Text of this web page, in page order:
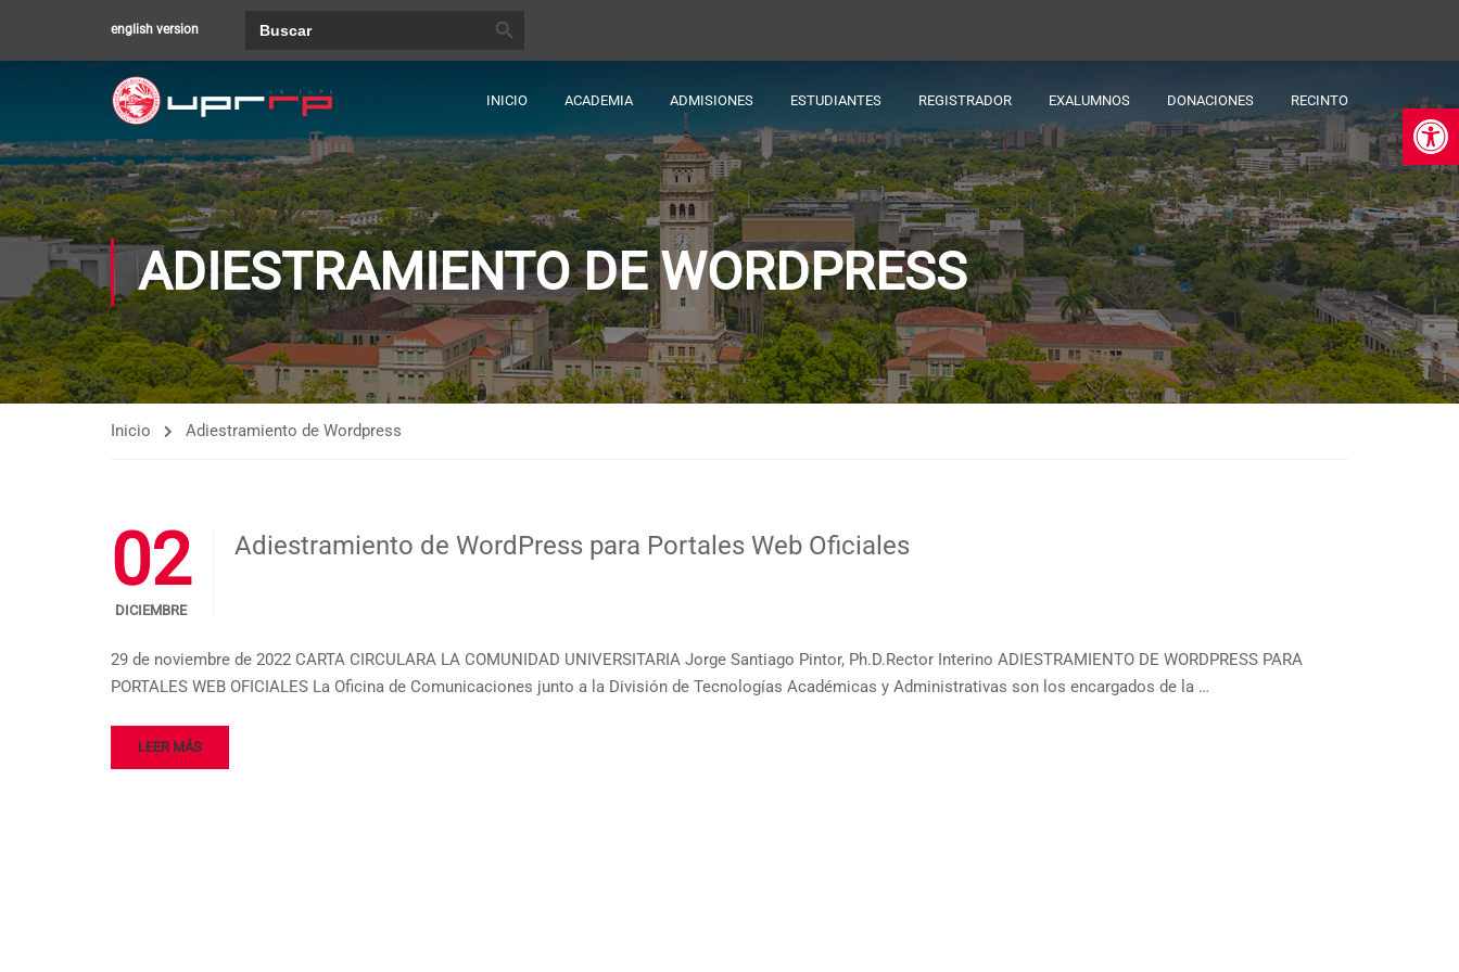
english version
INICIO ACADEMIA ADMISIONES ESTUDIANTES REGISTRADOR EXALUMNOS DONACIONES RECINTO
ADIESTRAMIENTO DE WORDPRESS
Inicio Adiestramiento de Wordpress
02
DICIEMBRE
Adiestramiento de WordPress para Portales Web Oficiales
29 de noviembre de 2022 CARTA CIRCULARA LA COMUNIDAD UNIVERSITARIA Jorge Santiago Pintor, Ph.D.Rector Interino ADIESTRAMIENTO DE WORDPRESS PARA
PORTALES WEB OFICIALES La Oficina de Comunicaciones junto a la División de Tecnologías Académicas y Administrativas son los encargados de la …
LEER MÁS